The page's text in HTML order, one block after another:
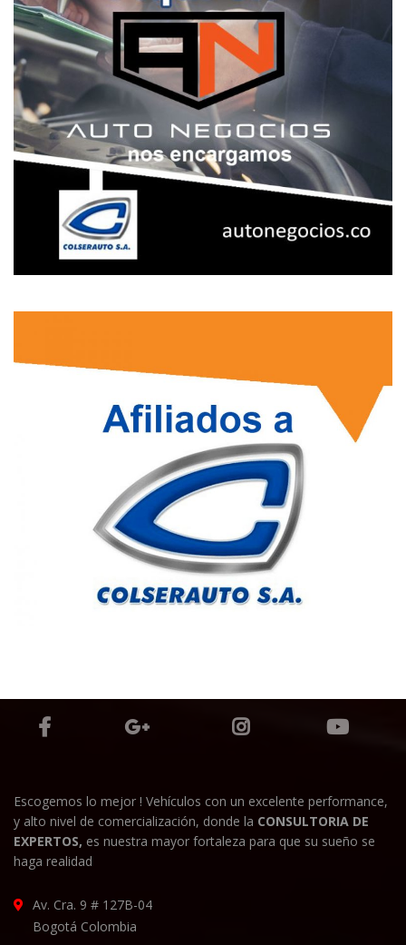
Escogemos lo mejor ! Vehículos con un excelente performance,
y alto nivel de comercialización, donde la CONSULTORIA DE
EXPERTOS, es nuestra mayor fortaleza para que su sueño se
haga realidad
Av. Cra. 9 # 127B-04
Bogotá Colombia